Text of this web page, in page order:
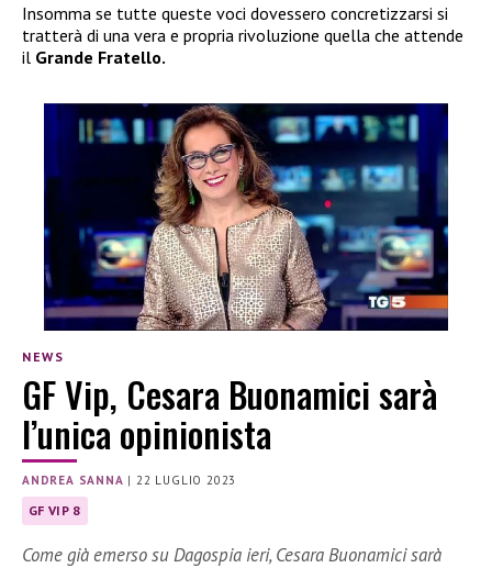
Insomma se tutte queste voci dovessero concretizzarsi si
tratterà di una vera e propria rivoluzione quella che attende
il Grande Fratello.
NEWS
GF Vip, Cesara Buonamici sarà
l’unica opinionista
ANDREA SANNA |22 LUGLIO 2023
GF VIP 8
Come già emerso su Dagospia ieri, Cesara Buonamici sarà